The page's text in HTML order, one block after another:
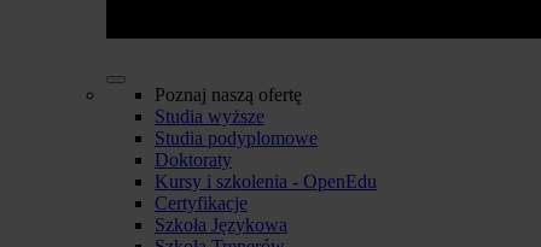
Poznaj naszą ofertę
Studia wyższe
Studia podyplomowe
Doktoraty
Kursy i szkolenia - OpenEdu
Certyfikacje
Szkoła Językowa